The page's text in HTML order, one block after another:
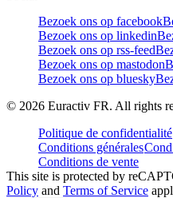
Bezoek ons op facebook
Bezoek ons op linkedin
Bezoek ons op rss-feed
Bezoek ons op mastodon
Bezoek ons op bluesky
© 2026 Euractiv FR. All rights
Politique de confidentialité
Conditions générales
Conditions de vente
This site is protected by
Policy and Terms of Service